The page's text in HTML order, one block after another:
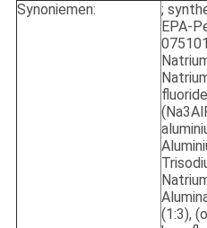
Synoniemen:
;
EPA-
(1:3),